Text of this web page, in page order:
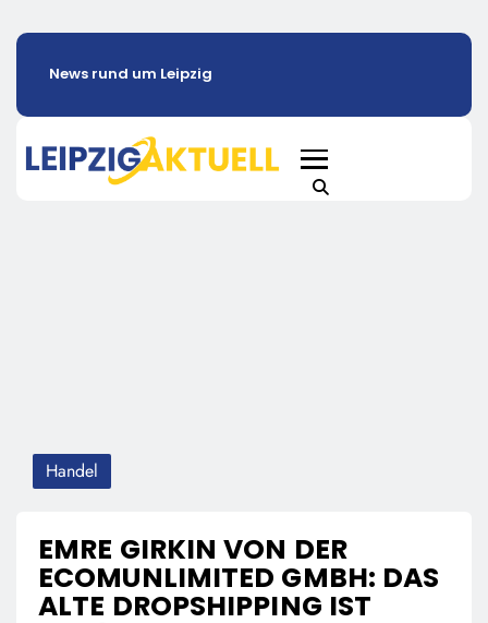
News rund um Leipzig
Handel
EMRE GIRKIN VON DER
ECOMUNLIMITED GMBH: DAS
ALTE DROPSHIPPING IST